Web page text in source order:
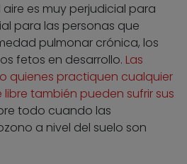
es muy perjudicial para
para las personas que
pulmonar crónica, los
fetos en desarrollo. Las
quienes practiquen cualquier
también pueden sufrir sus
todo cuando las
a nivel del suelo son